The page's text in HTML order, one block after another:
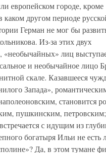
европейском городе, кроме
каком другом периоде
Герман не мог бы
Из-за этих двух
«необычайных» лиц
и необычайное лицо
скале. Казавшееся
Запада»,
становится
пушкинским,
с идущим из
богатыря Ильи не есть
Да, в этом тумане